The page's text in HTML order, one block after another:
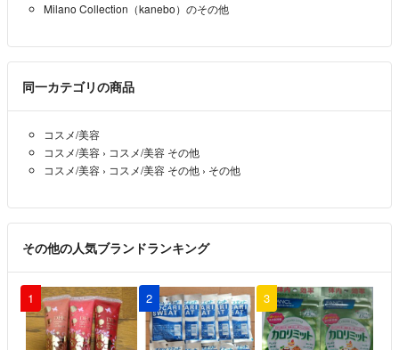
Milano Collection（kanebo）のその他
同一カテゴリの商品
コスメ/美容
コスメ/美容 › コスメ/美容 その他
コスメ/美容 › コスメ/美容 その他 › その他
その他の人気ブランドランキング
1 2 3